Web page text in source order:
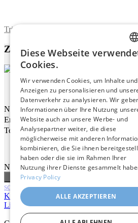
Trimite formularul
Zu diesem Werk
Irische
Name
Email
Telefon
Nachricht
scroll
Kontakt
Über uns| Giclée Qualität
Lieferbedingungen|Rückgaberecht|
Diese Webseite
Cookies.
Wir verwenden Cookies, um Inhalte und
Anzeigen zu personalisieren und
Datenverkehr zu analysieren. Wir
Informationen über Ihre Nutzung
Website auch an unsere Werbe- und
Analysepartner weiter, die diese
möglicherweise mit anderen
kombinieren, die Sie ihnen
haben oder die sie im Rahmen Ihrer
Nutzung ihrer Dienste gesammelt
Privacy Policy
ALLE AKZEPTIEREN